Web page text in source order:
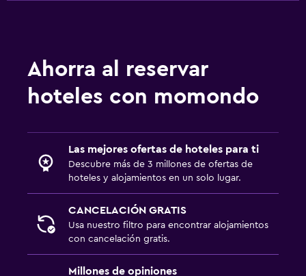
Ahorra al reservar
hoteles con momondo
Las mejores ofertas de hoteles para ti
Descubre más de 3 millones de ofertas de
hoteles y alojamientos en un solo lugar.
CANCELACIÓN GRATIS
Usa nuestro filtro para encontrar alojamientos
con cancelación gratis.
Millones de opiniones